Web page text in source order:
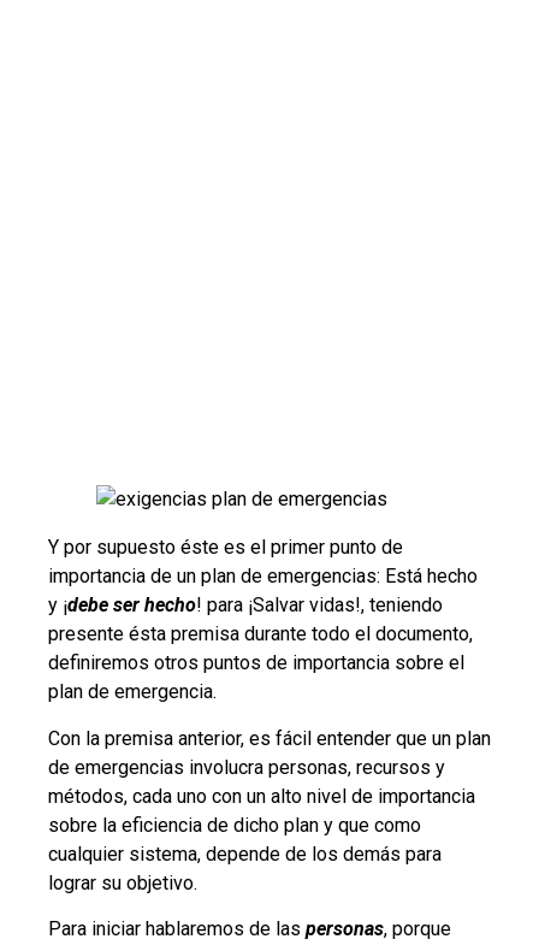
Y por supuesto éste es el primer punto de
importancia de un plan de emergencias: Está hecho
y ¡debe ser hecho! para ¡Salvar vidas!, teniendo
presente ésta premisa durante todo el documento,
definiremos otros puntos de importancia sobre el
plan de emergencia.
Con la premisa anterior, es fácil entender que un plan
de emergencias involucra personas, recursos y
métodos, cada uno con un alto nivel de importancia
sobre la eficiencia de dicho plan y que como
cualquier sistema, depende de los demás para
lograr su objetivo.
Para iniciar hablaremos de las personas, porque